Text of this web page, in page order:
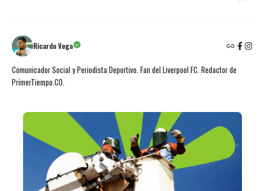
Ricardo Vega
Comunicador Social y Periodista Deportivo. Fan del Liverpool FC. Redactor de
PrimerTiempo.CO.